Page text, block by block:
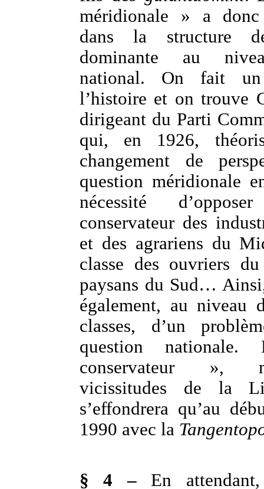
méridionale » a
dans la structure
dominante au
national. On fait
l’histoire et on trouve
dirigeant du Parti
qui, en 1926,
changement de
question méridionale
nécessité
conservateur des
et des agrariens du
classe des ouvriers
paysans du Sud…
également, au niveau
classes, d’un
question
conservateur »,
vicissitudes de la
s’effondrera qu’au
1990 avec la
§ 4 –En attendant,